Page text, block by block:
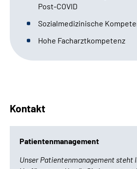
Leichte Sprache
Gebärdensprache
Post-COVID
Sozialmedizinische
Hohe Facharztkompetenz
Kontakt
Patientenmanagement
Unser Patientenmanagement steht